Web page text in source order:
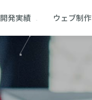
開発実績 ウェブ制作